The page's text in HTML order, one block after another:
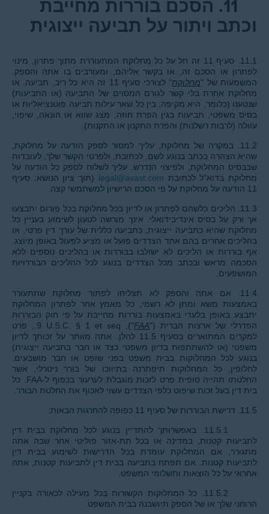
11. הסכם בוררות מחייבת
וכתב ויתור על תביעה ייצוגית
11.1. סעיף 11 זה חל על כל מחלוקת המתעוררת מתוך פתרון, מינוי
לפתרון או הסכם זה, או בקשר אליהם, ומעורבים בו אתה והספק.
המשמעות של "מחלוקת
" לצורכי סעיף 11 זה היא כל ריב, תביעה, או
מחלוקת אחרת בלי קשר לגורם המסוים של התביעה (או התביעות)
שנטענו (כלומר, היא מקיפה, בין כל שאר עילות תביעה פוטנציאליות או
בסיס משפטי, תביעות בגין הפרת חוזה, מצג שווא או הונאה, שיפוי,
עוולה (לרבות רשלנות) והפרת התקנון או התקנות).
11.2. במקרה של מחלוקת, עליך למסור לספק הודעה על מחלוקת,
שהיא הצהרה בכתב בנוגע לשם, לכתובת, ולפרטי הקשר שלך, לעובדות
שבבסיס המחלוקת, ולפיצוי הנדרש. עליך לשלוח לספק כל הודעה על
מחלוקת בדוא"ל לכתובת legal@avast.com (תוך ציון הנושא: סעיף
11 הודעה על מחלוקת על פי הסכם הרישיון למשתמשי קצה.
11.3. הליכים כלשהם לפתרון או לדיון בכל מחלוקת בכל פורום יתבצעו
אך ורק על בסיס אינדיבידואלי. אינך מורשה לטעון לשימוע בעניין כל
מחלוקת שהיא כתביעה ייצוגית, כתביעה כללית של עורך דין פרטי, או
בהליכים אחרים בהם אחד הצדדים פועל או מציע לפעול באופן מיוצג.
אף בוררות או הליכים לא ישולבו בבוררות או בהליכים נוספים ללא
הסכמה מראש ובכתב מכל הצדדים בנוגע לכל ההליכים הבוררויות
המושפעים.
11.4. אם אתה והספק לא תצליחו לפתור מחלוקת שתתעורר
באמצעות משא ומתן לא רשמי, כל מאמץ אחר לפתרון המחלוקת
יתבצע באופן בלעדי באמצעות בוררות מחייבת על פי חוק הבוררות
הפדרלי של ארצות הברית ("FAA
"), 9 U.S.C. § 1 et seq., פרט
למקרים המתוארים בסעיף 11.5 להלן, אתה מוותר על זכותך לדיון
משפטי (או להשתתפות בדיון משפטי כצד או חבר בתביעה ייצוגית)
בנוגע לכל המחלוקות בבית משפט בפני שופט או חבר מושבעים.
לחלופין, כל המחלוקות תיפתרנה בתיווכו של בורר ניטרלי, אשר
החלטתו תהייה סופית פרט לזכות מוגבלת לערעור בכפוף ל-FAA. כל
בית דין בעל זכות שיפוט כלפי הצדדים עשוי לאכוף את החלטת הבורר.
11.5. דרישת הבוררות של סעיף 11 כפופה להחרגות הבאות:
11.5.1. באפשרותך להתדיין בנוגע לכל מחלוקת בבית דין
לתביעות קטנות, במדינה או בכל תת-אזור פוליטי אחר שבה אתה
מתגורר, אם המחלוקת עומדת בכל הדרישות לשימוע בבית דין
לתביעות קטנות. אם תפתח בתביעה בבית דין לתביעות קטנות, אתה
אחראי על כל הוצאות ותשלומי המשפט.
11.5.2. כל המחלוקות הקשורות בכל מעילה לכאורה בקניין
הרוחני שלך או של הספק תיושבנה בבית המשפט.